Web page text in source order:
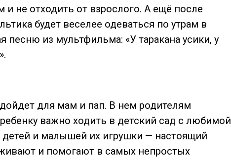
не отходить от взрослого. А ещё после
будет веселее одеваться по утрам в
песню из мультфильма: «У таракана усики, у
для мам и пап. В нем родителям
важно ходить в детский сад с любимой
детей и малышей их игрушки — настоящий
и помогают в самых непростых